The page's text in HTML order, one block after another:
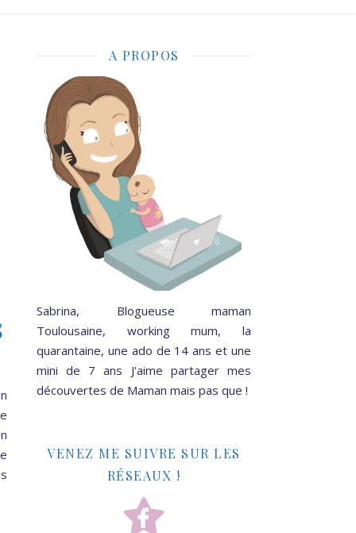
A PROPOS
Sabrina, Blogueuse maman
Toulousaine, working mum, la
quarantaine, une ado de 14 ans et une
mini de 7 ans J'aime partager mes
découvertes de Maman mais pas que !
VENEZ ME SUIVRE SUR LES
RÉSEAUX !